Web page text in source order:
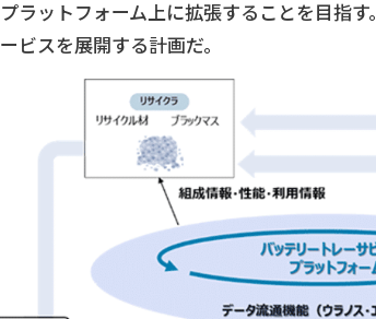
ラットフォーム上に拡張することを目指
ビスを展開する計画だ。